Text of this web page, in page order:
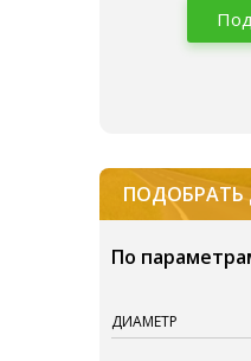
ПОДОБРАТЬ
По
ДИАМЕТР